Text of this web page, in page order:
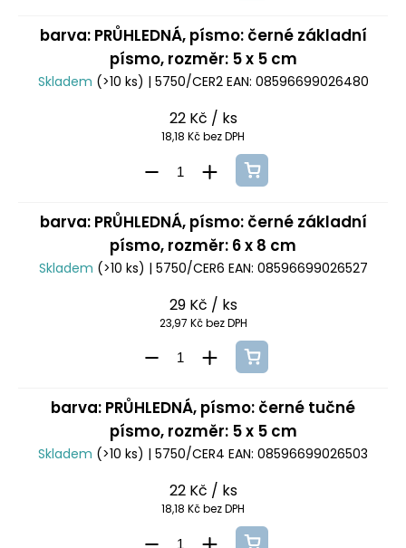
barva: PRŮHLEDNÁ, písmo: černé základní
písmo, rozměr: 5 x 5 cm
Skladem (>10 ks) | 5750/CER2 EAN: 08596699026480
22 Kč / ks
18,18 Kč bez DPH
barva: PRŮHLEDNÁ, písmo: černé základní
písmo, rozměr: 6 x 8 cm
Skladem (>10 ks) | 5750/CER6 EAN: 08596699026527
29 Kč / ks
23,97 Kč bez DPH
barva: PRŮHLEDNÁ, písmo: černé tučné
písmo, rozměr: 5 x 5 cm
Skladem (>10 ks) | 5750/CER4 EAN: 08596699026503
22 Kč / ks
18,18 Kč bez DPH